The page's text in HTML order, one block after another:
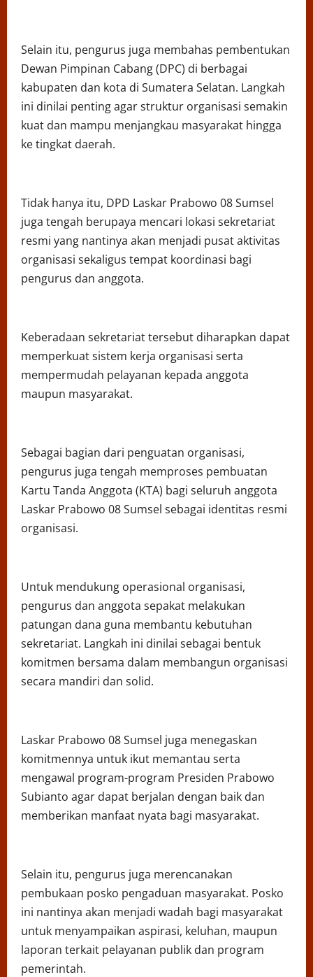
Selain itu, pengurus juga membahas pembentukan
Dewan Pimpinan Cabang (DPC) di berbagai
kabupaten dan kota di Sumatera Selatan. Langkah
ini dinilai penting agar struktur organisasi semakin
kuat dan mampu menjangkau masyarakat hingga
ke tingkat daerah.
Tidak hanya itu, DPD Laskar Prabowo 08 Sumsel
juga tengah berupaya mencari lokasi sekretariat
resmi yang nantinya akan menjadi pusat aktivitas
organisasi sekaligus tempat koordinasi bagi
pengurus dan anggota.
Keberadaan sekretariat tersebut diharapkan dapat
memperkuat sistem kerja organisasi serta
mempermudah pelayanan kepada anggota
maupun masyarakat.
Sebagai bagian dari penguatan organisasi,
pengurus juga tengah memproses pembuatan
Kartu Tanda Anggota (KTA) bagi seluruh anggota
Laskar Prabowo 08 Sumsel sebagai identitas resmi
organisasi.
Untuk mendukung operasional organisasi,
pengurus dan anggota sepakat melakukan
patungan dana guna membantu kebutuhan
sekretariat. Langkah ini dinilai sebagai bentuk
komitmen bersama dalam membangun organisasi
secara mandiri dan solid.
Laskar Prabowo 08 Sumsel juga menegaskan
komitmennya untuk ikut memantau serta
mengawal program-program Presiden Prabowo
Subianto agar dapat berjalan dengan baik dan
memberikan manfaat nyata bagi masyarakat.
Selain itu, pengurus juga merencanakan
pembukaan posko pengaduan masyarakat. Posko
ini nantinya akan menjadi wadah bagi masyarakat
untuk menyampaikan aspirasi, keluhan, maupun
laporan terkait pelayanan publik dan program
pemerintah.